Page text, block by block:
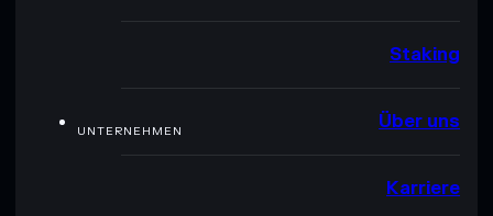
Staking
UNTERNEHMEN Über uns
Karriere